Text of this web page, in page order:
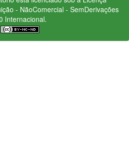
- NãoComercial - SemDerivações
Internacional.